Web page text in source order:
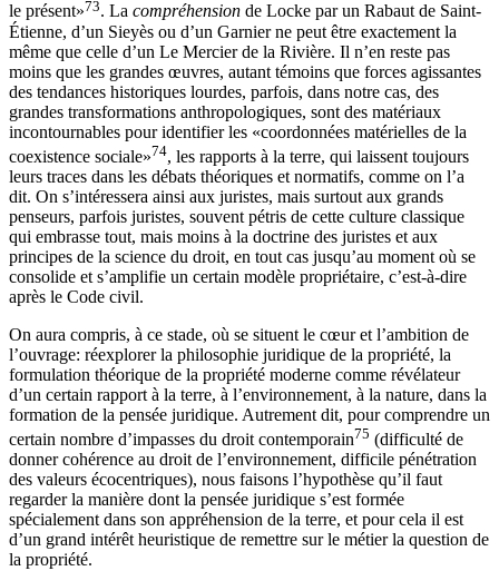
le présent»73. La compréhension de Locke par un Rabaut de Saint-
Étienne, d’un Sieyès ou d’un Garnier ne peut être exactement la
même que celle d’un Le Mercier de la Rivière. Il n’en reste pas
moins que les grandes œuvres, autant témoins que forces agissantes
des tendances historiques lourdes, parfois, dans notre cas, des
grandes transformations anthropologiques, sont des matériaux
incontournables pour identifier les «coordonnées matérielles de la
coexistence sociale»74, les rapports à la terre, qui laissent toujours
leurs traces dans les débats théoriques et normatifs, comme on l’a
dit. On s’intéressera ainsi aux juristes, mais surtout aux grands
penseurs, parfois juristes, souvent pétris de cette culture classique
qui embrasse tout, mais moins à la doctrine des juristes et aux
principes de la science du droit, en tout cas jusqu’au moment où se
consolide et s’amplifie un certain modèle propriétaire, c’est-à-dire
après le Code civil.
On aura compris, à ce stade, où se situent le cœur et l’ambition de
l’ouvrage: réexplorer la philosophie juridique de la propriété, la
formulation théorique de la propriété moderne comme révélateur
d’un certain rapport à la terre, à l’environnement, à la nature, dans la
formation de la pensée juridique. Autrement dit, pour comprendre un
certain nombre d’impasses du droit contemporain75 (difficulté de
donner cohérence au droit de l’environnement, difficile pénétration
des valeurs écocentriques), nous faisons l’hypothèse qu’il faut
regarder la manière dont la pensée juridique s’est formée
spécialement dans son appréhension de la terre, et pour cela il est
d’un grand intérêt heuristique de remettre sur le métier la question de
la propriété.